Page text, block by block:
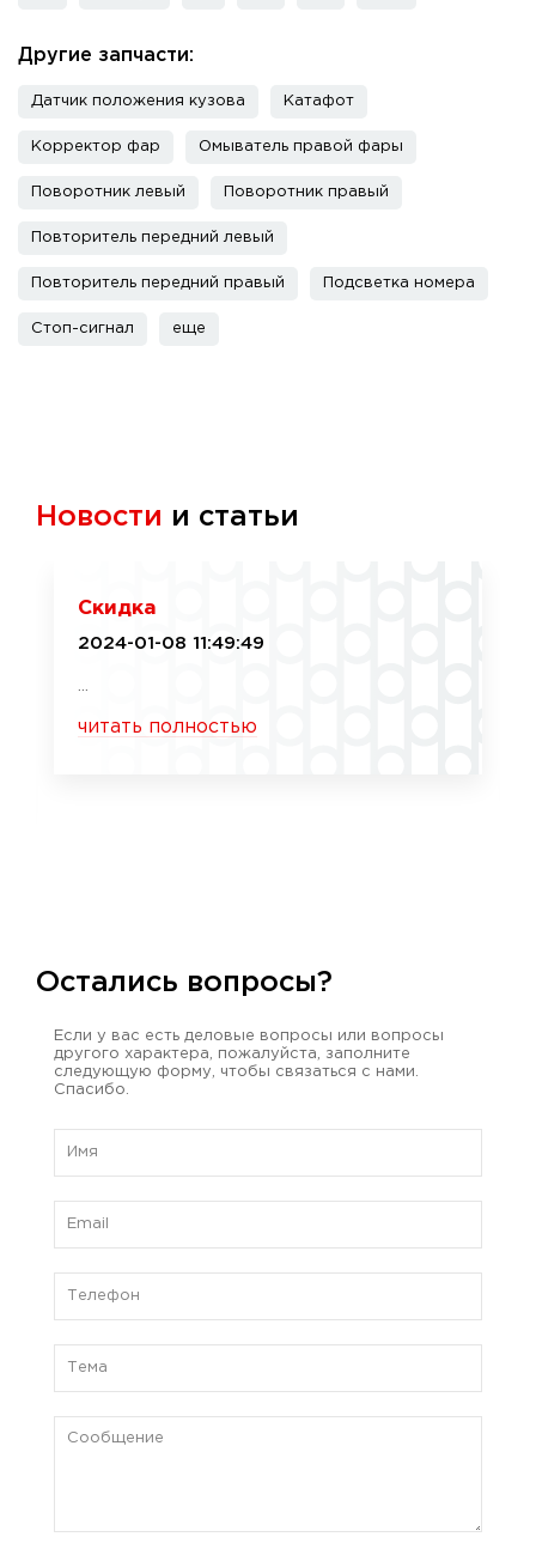
Другие запчасти:
Датчик положения кузова Катафот
Корректор фар Омыватель правой фары
Поворотник левый Поворотник правый
Повторитель передний левый
Повторитель передний правый Подсветка номера
Стоп-сигнал еще
Новости и статьи
Скидка
2024-01-08 11:49:49
читать полностью
Остались вопросы?
Если у вас есть деловые вопросы или вопросы
другого характера, пожалуйста, заполните
следующую форму, чтобы связаться с нами.
Спасибо.